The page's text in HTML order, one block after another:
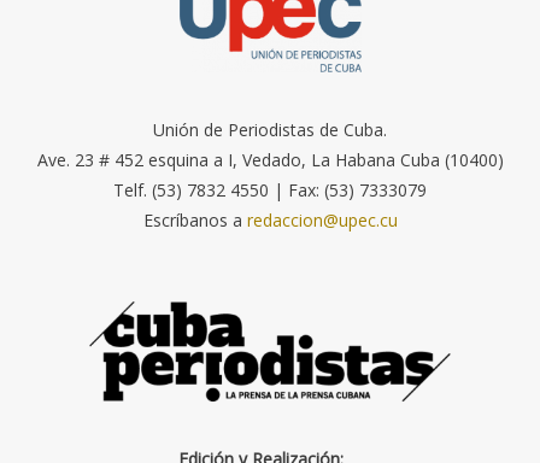
Unión de Periodistas de Cuba.
Ave. 23 # 452 esquina a I, Vedado, La Habana Cuba (10400)
Telf. (53) 7832 4550 | Fax: (53) 7333079
Escríbanos a redaccion@upec.cu